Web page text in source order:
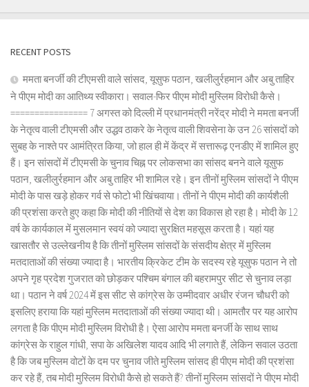
RECENT POSTS
ममता बनर्जी की टीएमसी वाले सांसद, यूसुफ पठान, खलीलुर्रहमान और अबु ताहिर
ने पीएम मोदी का आतिथ्य स्वीकारा। सवाल-फिर पीएम मोदी मुस्लिम विरोधी कैसे।
================ 7 अगस्त को दिल्ली में प्रधानमंत्री नरेंद्र मोदी ने ममता बनर्जी
के नेतृत्व वाली टीएमसी और उद्धव ठाकरे के नेतृत्व वाली शिवसेना के उन 26 सांसदों को
सुबह के नाश्ते पर आमंत्रित किया, जो हाल ही में केंद्र में सत्तारूढ़ एनडीए में शामिल हुए
हैं। इन सांसदों में टीएमसी के चुनाव चिह्न पर लोकसभा का सांसद बनने वाले यूसुफ
पठान, खलीलुर्रहमान और अबु ताहिर भी शामिल रहे। इन तीनों मुस्लिम सांसदों ने पीएम
मोदी के पास खड़े होकर गर्व से फोटो भी खिंचवाया। तीनों ने पीएम मोदी की कार्यशैली
की प्रशंसा करते हुए कहा कि मोदी की नीतियों से देश का विकास हो रहा है। मोदी के 12
वर्ष के कार्यकाल में मुसलमान स्वयं को ज्यादा सुरक्षित महसूस करता है। यहां यह
खासतौर से उल्लेखनीय है कि तीनों मुस्लिम सांसदों के संसदीय क्षेत्र में मुस्लिम
मतदाताओं की संख्या ज्यादा है। भारतीय क्रिकेट टीम के सदस्य रहे यूसुफ पठान ने तो
अपने गृह प्रदेश गुजरात को छोड़कर पश्चिम बंगाल की बहरामपुर सीट से चुनाव लड़ा
था। पठान ने वर्ष 2024 में इस सीट से कांग्रेस के उम्मीदवार अधीर रंजन चौधरी को
इसलिए हराया कि यहां मुस्लिम मतदाताओं की संख्या ज्यादा थी। आमतौर पर यह आरोप
लगता है कि पीएम मोदी मुस्लिम विरोधी है। ऐसा आरोप ममता बनर्जी के साथ साथ
कांग्रेस के राहुल गांधी, सपा के अखिलेश यादव आदि भी लगाते हैं, लेकिन सवाल उठता
है कि जब मुस्लिम वोटों के दम पर चुनाव जीते मुस्लिम सांसद ही पीएम मोदी की प्रशंसा
कर रहे हैं, तब मोदी मुस्लिम विरोधी कैसे हो सकते हैं? तीनों मुस्लिम सांसदों ने पीएम मोदी